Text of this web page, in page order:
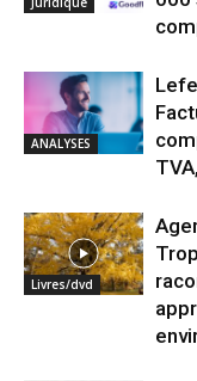
ANALYSES
Livres/dvd